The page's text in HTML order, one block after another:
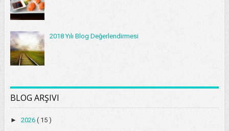
2018 Yılı Blog Değerlendirmesi
BLOG ARŞIVI
► 2026 ( 15 )